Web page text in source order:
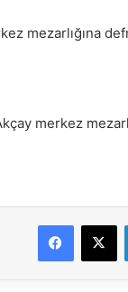
mezarlığına
merkez
Facebook
X